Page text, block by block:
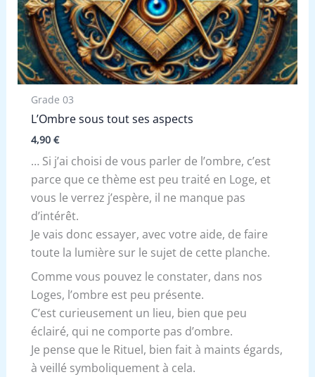
Grade 03
L’Ombre sous tout ses aspects
4,90 €
… Si j’ai choisi de vous parler de l’ombre, c’est
parce que ce thème est peu traité en Loge, et
vous le verrez j’espère, il ne manque pas
d’intérêt.
Je vais donc essayer, avec votre aide, de faire
toute la lumière sur le sujet de cette planche.
Comme vous pouvez le constater, dans nos
Loges, l’ombre est peu présente.
C’est curieusement un lieu, bien que peu
éclairé, qui ne comporte pas d’ombre.
Je pense que le Rituel, bien fait à maints égards,
à veillé symboliquement à cela.